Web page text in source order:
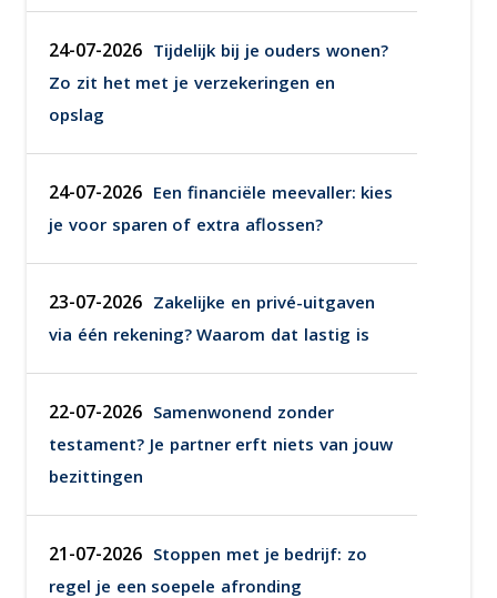
24-07-2026 Tijdelijk bij je ouders wonen?
Zo zit het met je verzekeringen en
opslag
24-07-2026 Een financiële meevaller: kies
je voor sparen of extra aflossen?
23-07-2026 Zakelijke en privé-uitgaven
via één rekening? Waarom dat lastig is
22-07-2026 Samenwonend zonder
testament? Je partner erft niets van jouw
bezittingen
21-07-2026 Stoppen met je bedrijf: zo
regel je een soepele afronding